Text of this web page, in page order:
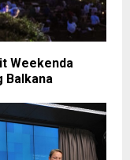
Weekenda
Balkana